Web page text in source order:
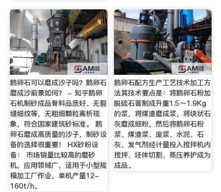
鹅卵石可以磨成沙子吗？鹅卵石
磨成沙前景如何？ - 知乎鹅卵
石机制砂成品骨料品质好、无裂
缝细纹等，无粗细颗粒离析现
象，符合国家建筑砂标准。 鹅
卵石磨成高质量的沙子，制砂设
备的选择很重要！ HX砂粉设
备： 市场销量比较高的磨砂
机，应用领域广，适用于小型规
模加工厂作业，单机产量12-
160t/h。
鹅卵石配方生产工艺技术加工方
法其技术要点是：将鹅卵石粉加
脱硫石膏制成升重1.5～1.9Kg
的浆，将煤渣磨成浆，将块状石
灰磨成细粉，然后将鹅卵石粉
浆、煤渣浆、废浆、水泥、石
灰、发气剂经计量投入搅拌机内
搅拌、坯体切割、蒸压养护成为
成品。